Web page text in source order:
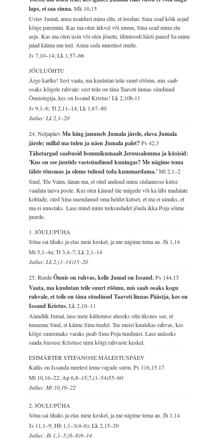
laps, ei saa sinna.Mk 10,15
Ustav Jumal, anna usaldust minu ellu, et loodan: Sina sead kõik asjad
kõige paremini. Kas ma olen ärkvel või uinun, Sina sead minu elu
asju. Kas ma olen usin või olen jõuetu, ühtmoodi hästi paned Sa minu
jalad käima mu teel. Anna seda muretust mulle.
Js 7,10–14; Lk 1,57–66
JÕULUÕHTU
Ärge kartke! Sest vaata, ma kuulutan teile suurt rõõmu, mis saab
osaks kõigele rahvale: sest teile on täna Taaveti linnas sündinud
Õnnistegija, kes on Issand Kristus!Lk 2,10b.11
Js 9,1–6; Tt 2,11–14; Lk 1,67–80
Jutlus: Lk 2,1–20
24. NeljapäevMu hing januneb Jumala järele, elava Jumala
järele; millal ma tulen ja näen Jumala palet?Ps 42,3
Tähetargad saabusid hommikumaalt Jeruusalemma ja küsisid:
'Kus on see juutide vastsündinud kuningas? Me nägime tema
tähte tõusmas ja oleme tulnud teda kummardama.'Mt 2,1–2
Sind, Tõe Vaim, tänan ma, et oled andnud minu südamesse kutse
vaadata taeva poole. Kui olen käinud üle mägede või ka läbi madalate
kohtade, oled Sina uuendanud oma heldet kutset, et ma ei uinuks, et
ma ei unustaks. Lase mind minu teekondadel jõuda ikka Poja sõime
juurde.
1. JÕULUPÜHA
Sõna sai lihaks ja elas meie keskel, ja me nägime tema au.Jh 1,14
Mi 5,1–4a; Tt 3,4–7; Lk 2,1–14
Jutlus: Lk 2,(1–14)15–20
25. ReedeÕnnis on rahvas, kelle Jumal on Issand.Ps 144,15
Vaata, ma kuulutan teile suurt rõõmu, mis saab osaks kogu
rahvale, et teile on täna sündinud Taaveti linnas Päästja, kes on
Issand Kristus.Lk 2,10–11
Alandlik Jumal, lase meie kiitlemise aluseks olla üksnes see, et
tunneme Sind, et käime Sinu teedel. Tee meist kuulekas rahvas, kes
kõige suuremaks varaks peab Sinu Poja tundmist. Lase auliseks
saada Jeesuse Kristuse nimi kõigi rahvaste keskel.
ESIMÄRTER STEFANOSE MÄLESTUSPÄEV
Kallis on Issanda meelest tema vagade surm.Ps 116,15.17
Mt 10,16–22; Ap 6,8–15;7,(1–54)55–60
Jutlus: Mt 10,16–22
2. JÕULUPÜHA
Sõna sai lihaks ja elas meie keskel, ja me nägime tema au.Jh 1,14
Js 11,1–9; Hb 1,1–3(4–6); Lk 2,15–20
Jutlus: Jh 1,1–5,(6–8)9–14